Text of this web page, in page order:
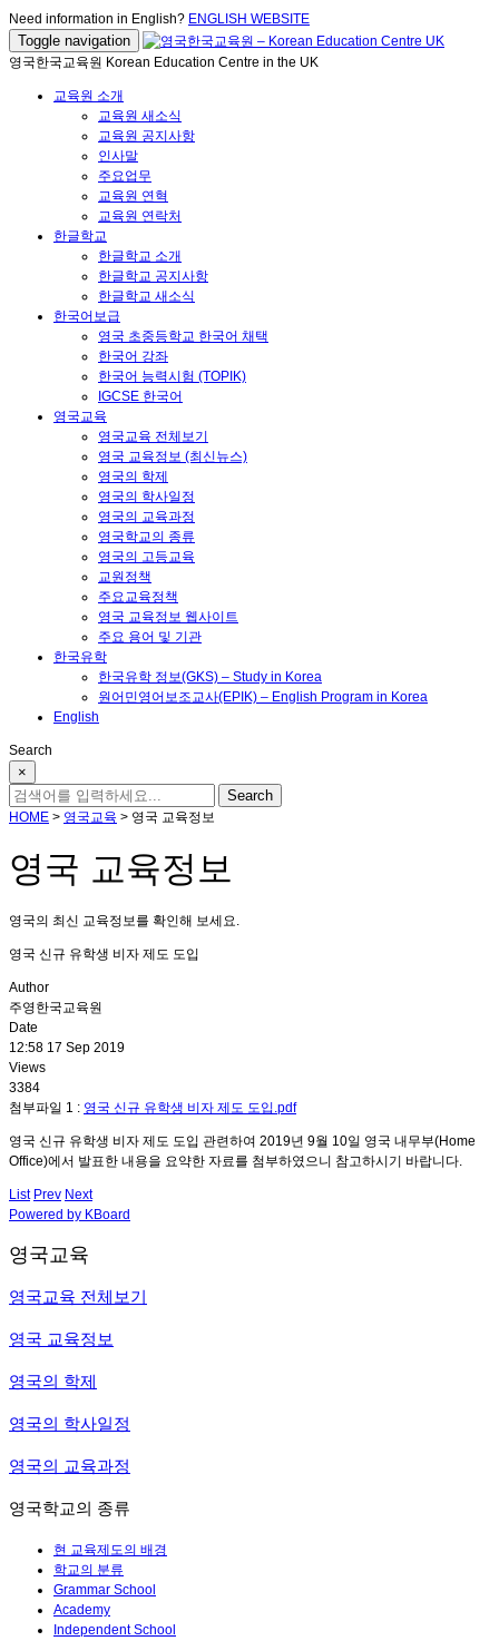
Need information in English? ENGLISH WEBSITE
Toggle navigation
영국한국교육원 Korean Education Centre in the UK
교육원 소개
교육원 새소식
교육원 공지사항
인사말
주요업무
교육원 연혁
교육원 연락처
한글학교
한글학교 소개
한글학교 공지사항
한글학교 새소식
한국어보급
영국 초중등학교 한국어 채택
한국어 강좌
한국어 능력시험 (TOPIK)
IGCSE 한국어
영국교육
영국교육 전체보기
영국 교육정보 (최신뉴스)
영국의 학제
영국의 학사일정
영국의 교육과정
영국학교의 종류
영국의 고등교육
교원정책
주요교육정책
영국 교육정보 웹사이트
주요 용어 및 기관
한국유학
한국유학 정보(GKS) – Study in Korea
원어민영어보조교사(EPIK) – English Program in Korea
English
Search
×
HOME > 영국교육 > 영국 교육정보
영국 교육정보
영국의 최신 교육정보를 확인해 보세요.
영국 신규 유학생 비자 제도 도입
Author
주영한국교육원
Date
12:58 17 Sep 2019
Views
3384
첨부파일 1 : 영국 신규 유학생 비자 제도 도입.pdf
영국 신규 유학생 비자 제도 도입 관련하여 2019년 9월 10일 영국 내무부(Home
Office)에서 발표한 내용을 요약한 자료를 첨부하였으니 참고하시기 바랍니다.
List Prev Next
Powered by KBoard
영국교육
영국교육 전체보기
영국 교육정보
영국의 학제
영국의 학사일정
영국의 교육과정
영국학교의 종류
현 교육제도의 배경
학교의 분류
Grammar School
Academy
Independent School